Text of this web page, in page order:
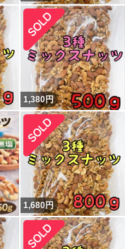
1,380円
1,680円